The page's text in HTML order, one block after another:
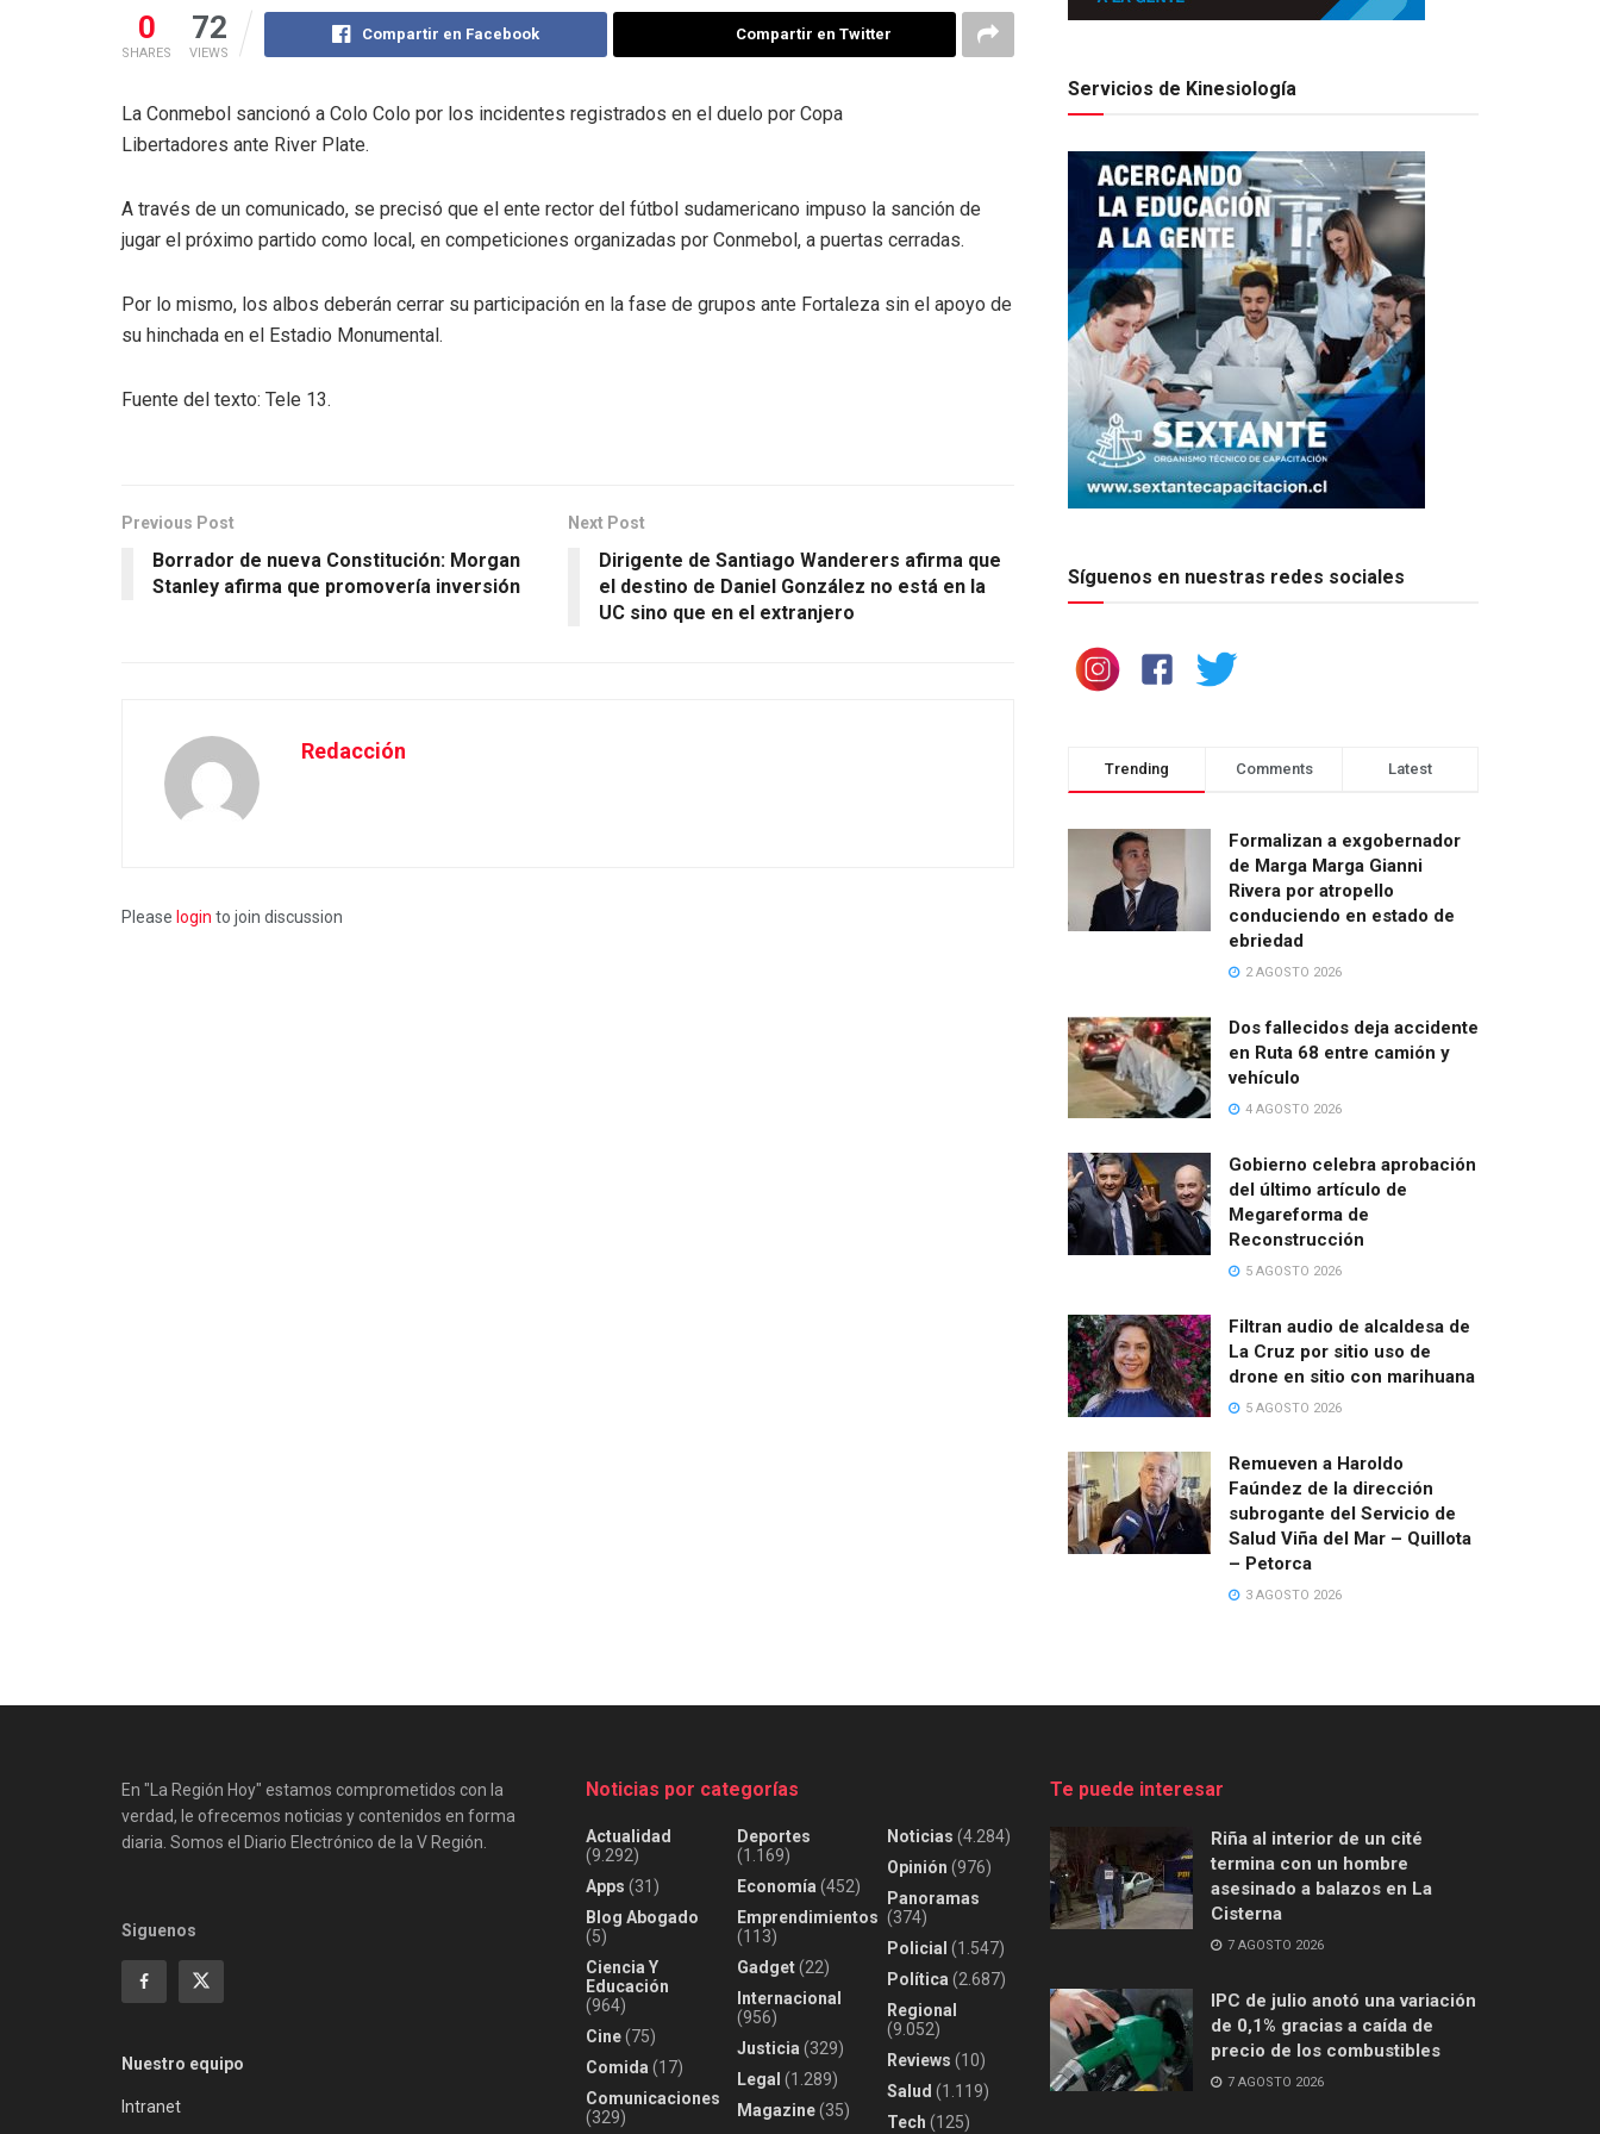
0
SHARES
72
VIEWS
Compartir en Facebook Compartir en Twitter
La Conmebol sancionó a Colo Colo por los incidentes registrados en el duelo por Copa
Libertadores ante River Plate.
A través de un comunicado, se precisó que el ente rector del fútbol sudamericano impuso la sanción de
jugar el próximo partido como local, en competiciones organizadas por Conmebol, a puertas cerradas.
Por lo mismo, los albos deberán cerrar su participación en la fase de grupos ante Fortaleza sin el apoyo de
su hinchada en el Estadio Monumental.
Fuente del texto: Tele 13.
Previous Post
Borrador de nueva Constitución: Morgan
Stanley afirma que promovería inversión
Next Post
Dirigente de Santiago Wanderers afirma que
el destino de Daniel González no está en la
UC sino que en el extranjero
Redacción
Please login to join discussion
Servicios de Kinesiología
Síguenos en nuestras redes sociales
Trending Comments Latest
Formalizan a exgobernador
de Marga Marga Gianni
Rivera por atropello
conduciendo en estado de
ebriedad
2 AGOSTO 2026
Dos fallecidos deja accidente
en Ruta 68 entre camión y
vehículo
4 AGOSTO 2026
Gobierno celebra aprobación
del último artículo de
Megareforma de
Reconstrucción
5 AGOSTO 2026
Filtran audio de alcaldesa de
La Cruz por sitio uso de
drone en sitio con marihuana
5 AGOSTO 2026
Remueven a Haroldo
Faúndez de la dirección
subrogante del Servicio de
Salud Viña del Mar – Quillota
– Petorca
3 AGOSTO 2026
En "La Región Hoy" estamos comprometidos con la
verdad, le ofrecemos noticias y contenidos en forma
diaria. Somos el Diario Electrónico de la V Región.
Siguenos
Nuestro equipo
Intranet
Noticias por categorías
Actualidad
(9.292)
Apps (31)
Blog Abogado
(5)
Ciencia Y
Educación
(964)
Cine(75)
Comida (17)
Comunicaciones
(329)
Deportes
(1.169)
Economía (452)
Emprendimientos
(113)
Gadget(22)
Internacional
(956)
Justicia (329)
Legal (1.289)
Magazine(35)
Noticias (4.284)
Opinión (976)
Panoramas
(374)
Policial (1.547)
Política (2.687)
Regional
(9.052)
Reviews (10)
Salud (1.119)
Tech (125)
Te puede interesar
Riña al interior de un cité
termina con un hombre
asesinado a balazos en La
Cisterna
7 AGOSTO 2026
IPC de julio anotó una variación
de 0,1% gracias a caída de
precio de los combustibles
7 AGOSTO 2026